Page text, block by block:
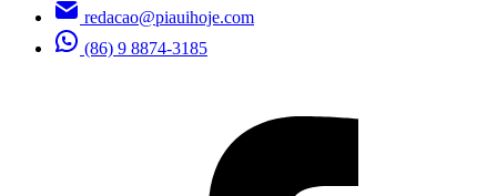
redacao@piauihoje.com
(86) 9 8874-3185